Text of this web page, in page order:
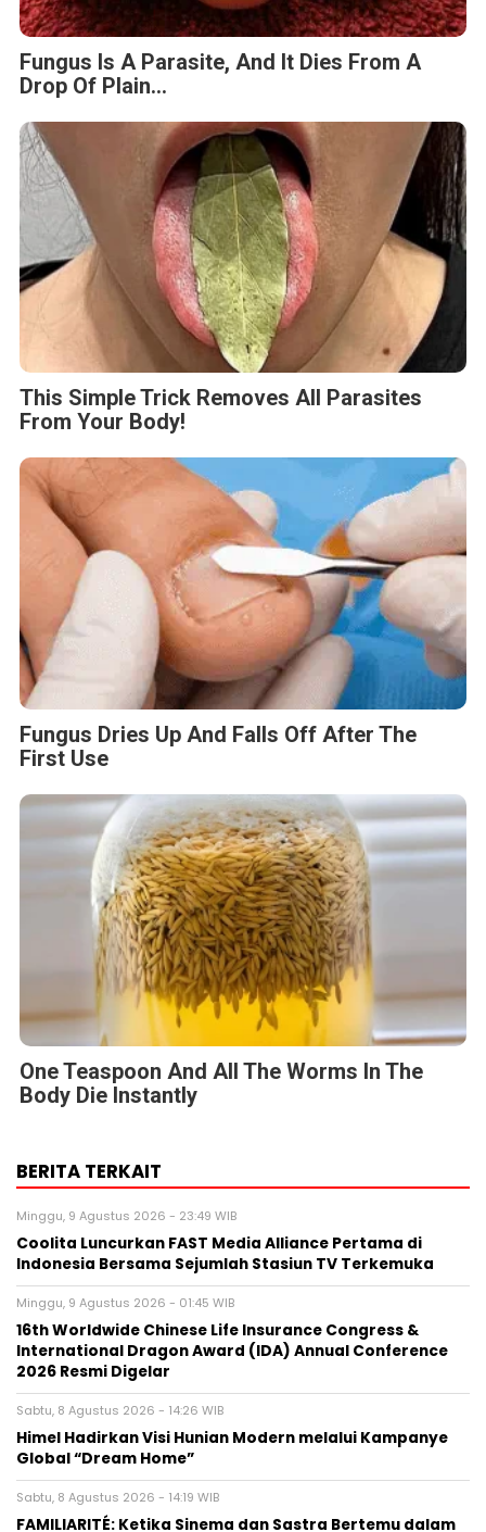
Fungus Is A Parasite, And It Dies From A
Drop Of Plain...
This Simple Trick Removes All Parasites
From Your Body!
Fungus Dries Up And Falls Off After The
First Use
One Teaspoon And All The Worms In The
Body Die Instantly
BERITA TERKAIT
Minggu, 9 Agustus 2026 - 23:49 WIB
Coolita Luncurkan FAST Media Alliance Pertama di
Indonesia Bersama Sejumlah Stasiun TV Terkemuka
Minggu, 9 Agustus 2026 - 01:45 WIB
16th Worldwide Chinese Life Insurance Congress &
International Dragon Award (IDA) Annual Conference
2026 Resmi Digelar
Sabtu, 8 Agustus 2026 - 14:26 WIB
Himel Hadirkan Visi Hunian Modern melalui Kampanye
Global “Dream Home”
Sabtu, 8 Agustus 2026 - 14:19 WIB
FAMILIARITÉ: Ketika Sinema dan Sastra Bertemu dalam